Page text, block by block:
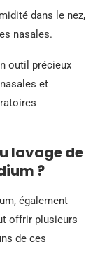
dans le nez,
nasales.
outil précieux
et
lavage de
?
également
offrir plusieurs
de ces